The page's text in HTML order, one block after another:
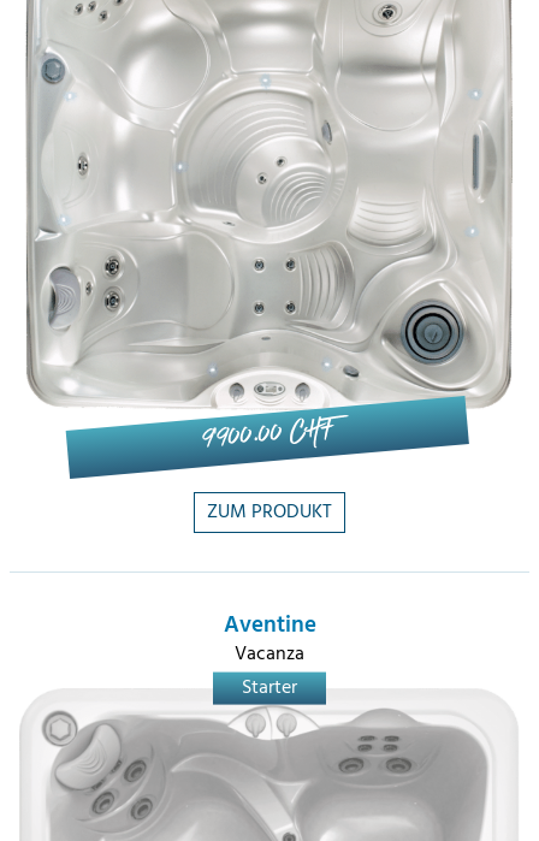
9'900.00 CHF
ZUM PRODUKT
Aventine
Vacanza
Starter